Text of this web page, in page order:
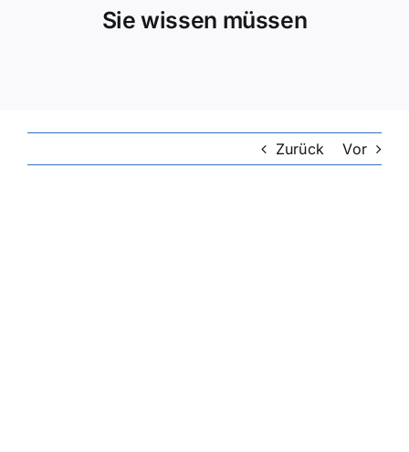
Hilfe und KontaktSie wissen müssen
Zurück Vor